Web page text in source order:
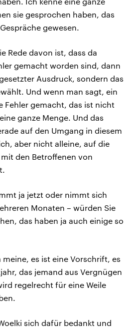
sie gesprochen haben, das
gewesen.
Rede davon ist, dass da
gemacht worden sind, dann
Ausdruck, sondern das
Und wenn man sagt, ein
Fehler gemacht, das ist nicht
ganze Menge. Und das
auf den Umgang in diesem
aber nicht alleine, auf die
den Betroffenen von
ja jetzt oder nimmt sich
Monaten – würden Sie
das haben ja auch einige so
meine, es ist eine Vorschrift, es
das jemand aus Vergnügen
regelrecht für eine Weile
sich dafür bedankt und